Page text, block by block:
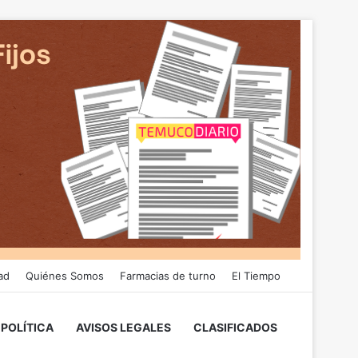
Quiénes Somos Farmacias de turno El Tiempo
POLÍTICA AVISOS LEGALES CLASIFICADOS